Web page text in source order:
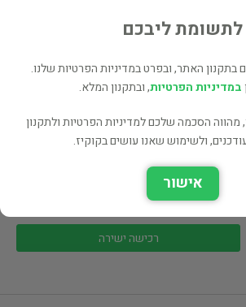
35 ₪
The Murderers Among Us The
היסטוריה
רכישה ישירה
לתשומת ליבכם
בתקנון האתר, ובפרט במדיניות הפרטיות שלנו.
במדיניות הפרטיות, ובתקנון המלא.
הסכמה שלכם למדיניות הפרטיות ולתקנון
ולשימוש שאנו עושים בקוקיז.
אישור